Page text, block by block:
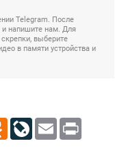
Telegram. После
и напишите нам. Для
выберите
в памяти устройства и
Odnoklassniki
LiveJournal
Email Print